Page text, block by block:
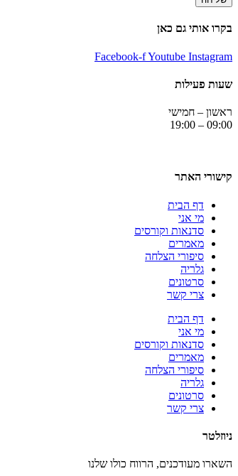
בקרו אותי גם כאן
Facebook-fYoutube Instagram
שעות פעילות
ראשון – חמישי
09:00 – 19:00
קישורי האתר
דף הבית
מי אני
סדנאות וקורסים
מאמרים
סיפורי הצלחה
גלריה
סרטונים
צרי קשר
דף הבית
מי אני
סדנאות וקורסים
מאמרים
סיפורי הצלחה
גלריה
סרטונים
צרי קשר
ניוזלטר
השארו מעודכנים, הרווח כולו שלנו